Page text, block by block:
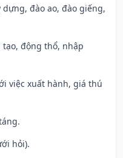
dựng, đào ao, đào giếng,
tạo, động thổ, nhập
việc xuất hành, giá thú
hỏi).